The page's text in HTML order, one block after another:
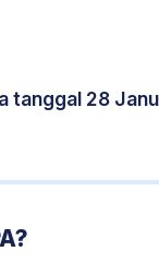
tanggal 28